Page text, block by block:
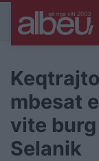
mbesat
vite
Selanik